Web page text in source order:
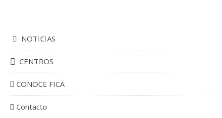
NOTICIAS
CENTROS
CONOCE FICA
Contacto